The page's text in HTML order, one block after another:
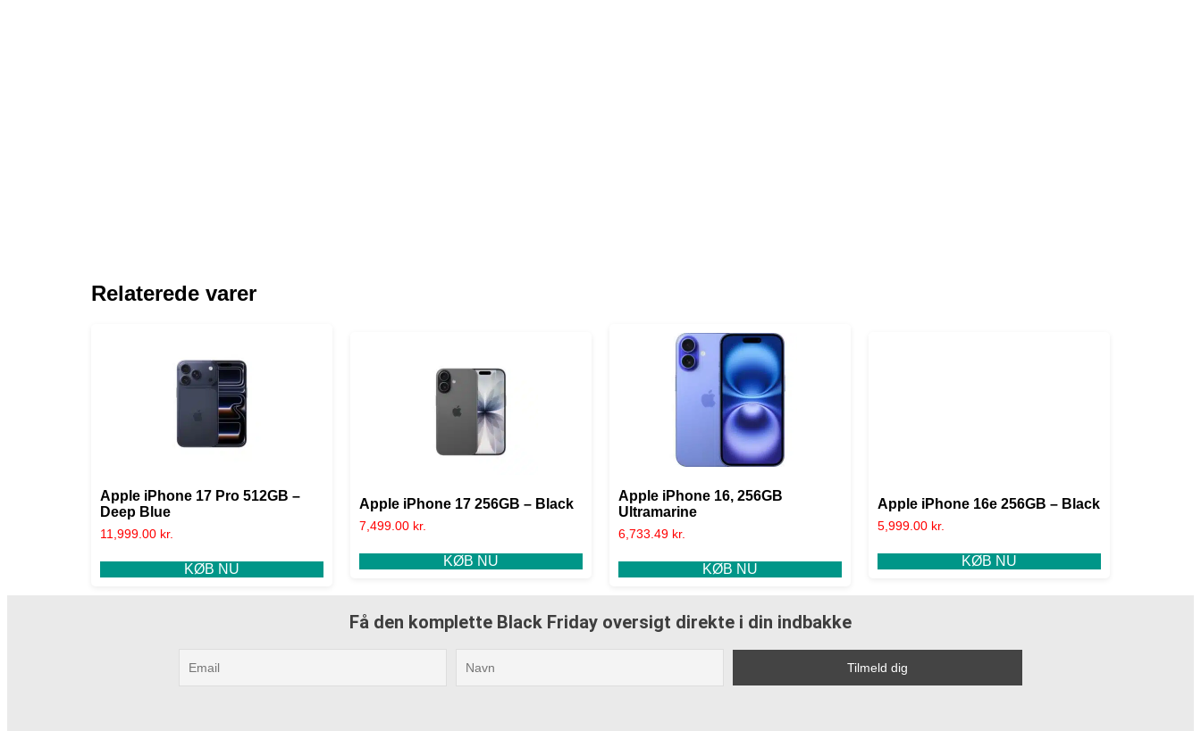
Relaterede varer
Apple iPhone 17 Pro 512GB –
Deep Blue
11,999.00 kr.
KØB NU
Apple iPhone 17 256GB – Black
7,499.00 kr.
KØB NU
Apple iPhone 16, 256GB
Ultramarine
6,733.49 kr.
KØB NU
Apple iPhone 16e 256GB – Black
5,999.00 kr.
KØB NU
Få den komplette Black Friday oversigt direkte i din indbakke